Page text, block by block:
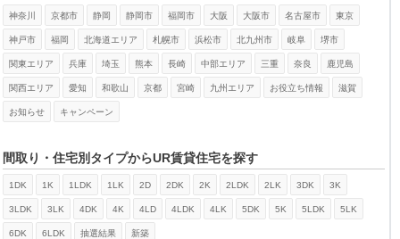
神奈川 京都市 静岡 静岡市 福岡市 大阪 大阪市 名古屋市 東京
神戸市 福岡 北海道エリア 札幌市 浜松市 北九州市 岐阜 堺市
関東エリア 兵庫 埼玉 熊本 長崎 中部エリア 三重 奈良 鹿児島
関西エリア 愛知 和歌山 京都 宮崎 九州エリア お役立ち情報 滋賀
お知らせ キャンペーン
間取り・住宅別タイプからUR賃貸住宅を探す
1DK 1K 1LDK 1LK 2D 2DK 2K 2LDK 2LK 3DK 3K
3LDK 3LK 4DK 4K 4LD 4LDK 4LK 5DK 5K 5LDK 5LK
6DK 6LDK 抽選結果 新築
検索